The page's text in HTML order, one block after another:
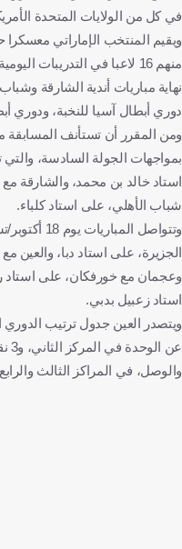
في كل من الولايات المتحدة
منهم 16 لاعبا في
نهاية مباريات أندية الشارقة
دوري أبطال آسيا للنخبة، ودوري
بمواجهات الجولة السادسة،
استاد خالد بن محمد، والشارقة
شباب الأهلي، على استاد كلباء.
وتتواصل
الجزيرة، على استاد دبا، والعين
وعجمان مع خورفكان، على استاد
استاد زعبيل بدبي.
والوصل، في المراكز الثالث